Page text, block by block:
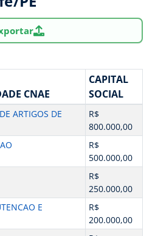
CNAE
CAPITAL
SOCIAL
ARTIGOS DE
R$
800.000,00
R$
500.000,00
R$
250.000,00
E
R$
200.000,00